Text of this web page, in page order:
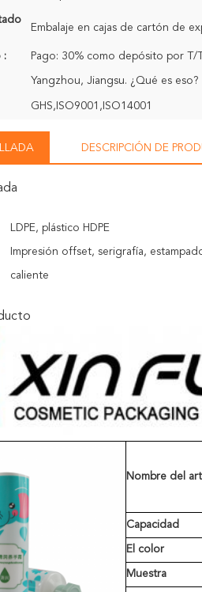
:
Yangzhou, Jiangsu. ¿Qué es eso?
GHS,ISO9001,ISO14001
DESCRIPCIÓN DE
LDPE, plástico HDPE
Impresión offset, serigrafía,
caliente
Nombre del
Capacidad
El color
Muestra